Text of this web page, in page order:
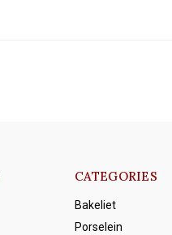
CATEGORIES
Bakeliet
Porselein